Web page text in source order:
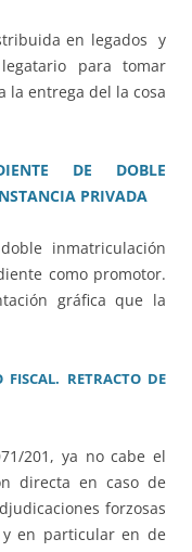
en legados y
para tomar
la entrega del la cosa
DE DOBLE
PRIVADA
inmatriculación
como promotor.
gráfica que la
RETRACTO DE
201, ya no cabe el
directa en caso de
forzosas
en particular en de